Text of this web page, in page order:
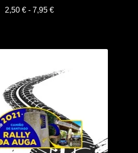
2,50 € - 7,95 €Rango
hasta